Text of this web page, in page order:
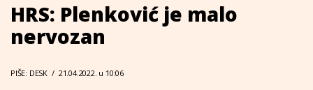
HRS: Plenković je malo
nervozan
PIŠE: DESK / 21.04.2022. u 10:06